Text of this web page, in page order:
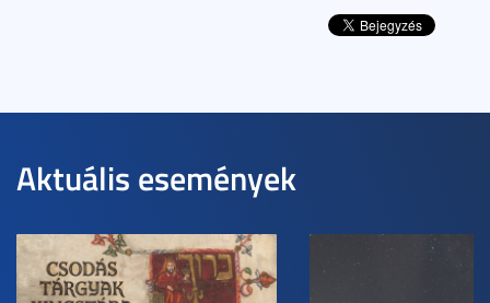
Aktuális események